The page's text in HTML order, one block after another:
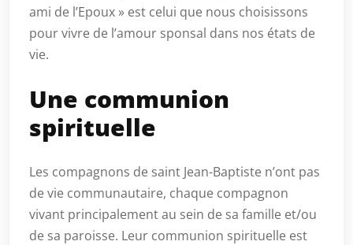
ami de l’Epoux » est celui que nous choisissons
pour vivre de l’amour sponsal dans nos états de
vie.
Une communion
spirituelle
Les compagnons de saint Jean-Baptiste n’ont pas
de vie communautaire, chaque compagnon
vivant principalement au sein de sa famille et/ou
de sa paroisse. Leur communion spirituelle est